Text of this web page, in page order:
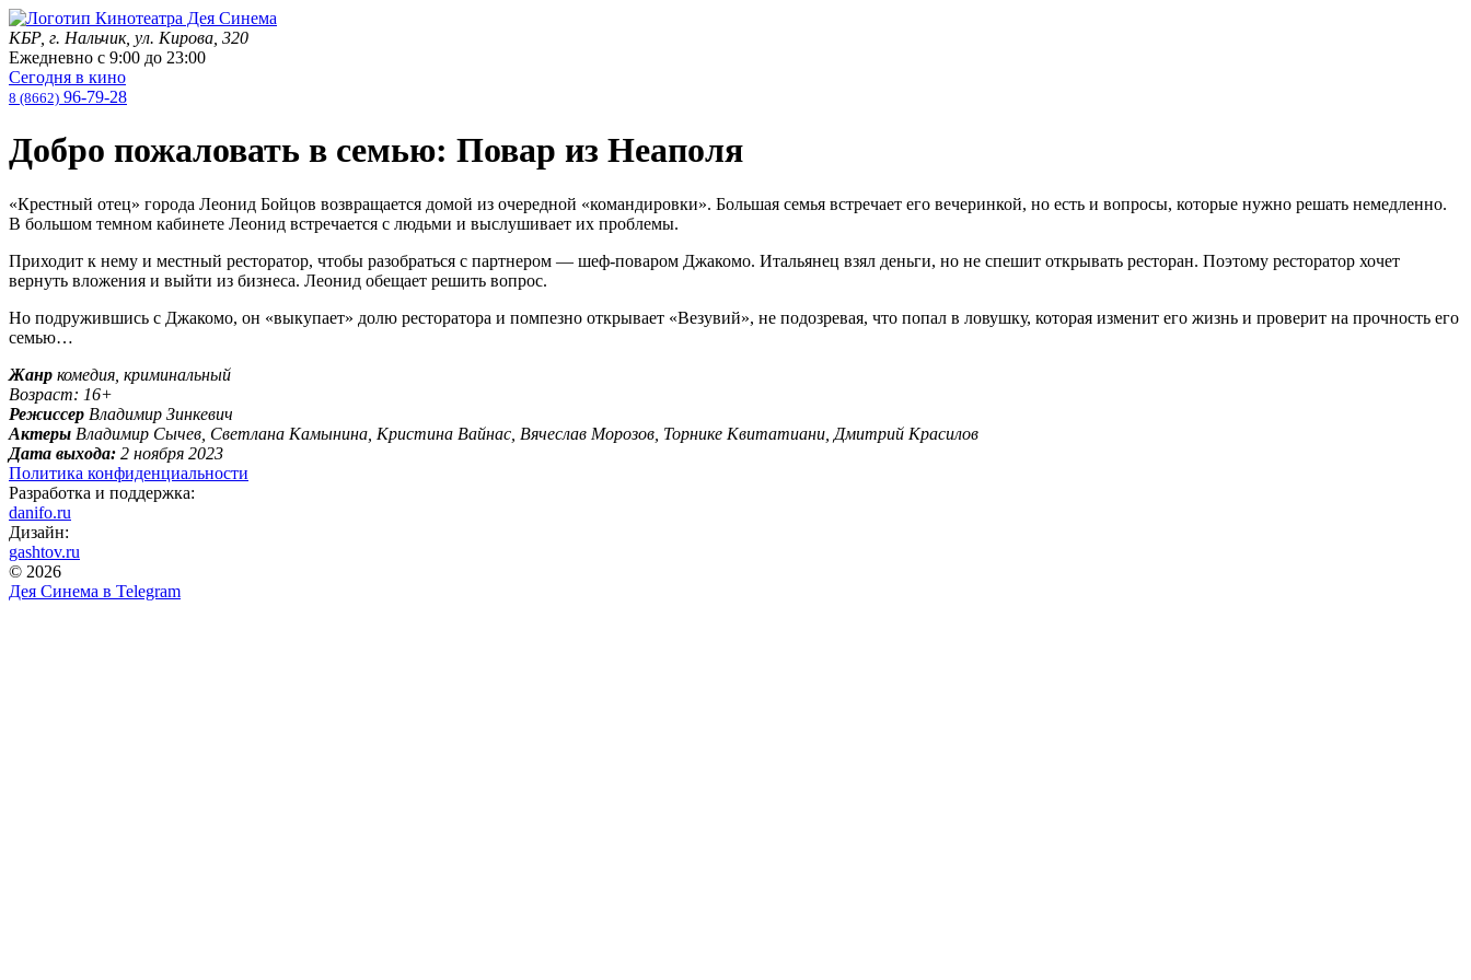
КБР, г. Нальчик, ул. Кирова, 320
Ежедневно с 9:00 до 23:00
Сегодня в кино
8 (8662) 96-79-28
Добро пожаловать в семью: Повар из Неаполя
«Крестный отец» города Леонид Бойцов возвращается домой из очередной «командировки». Большая семья встречает его вечеринкой, но есть и вопросы, которые нужно решать немедленно.
В большом темном кабинете Леонид встречается с людьми и выслушивает их проблемы.
Приходит к нему и местный ресторатор, чтобы разобраться с партнером — шеф-поваром Джакомо. Итальянец взял деньги, но не спешит открывать ресторан. Поэтому ресторатор хочет
вернуть вложения и выйти из бизнеса. Леонид обещает решить вопрос.
Но подружившись с Джакомо, он «выкупает» долю ресторатора и помпезно открывает «Везувий», не подозревая, что попал в ловушку, которая изменит его жизнь и проверит на прочность его
семью…
Жанр комедия, криминальный
Возраст: 16+
Режиссер Владимир Зинкевич
Актеры Владимир Сычев, Светлана Камынина, Кристина Вайнас, Вячеслав Морозов, Торнике Квитатиани, Дмитрий Красилов
Дата выхода: 2 ноября 2023
Политика конфиденциальности
Разработка и поддержка:
danifo.ru
Дизайн:
gashtov.ru
© 2026
Дея Синема в Telegram